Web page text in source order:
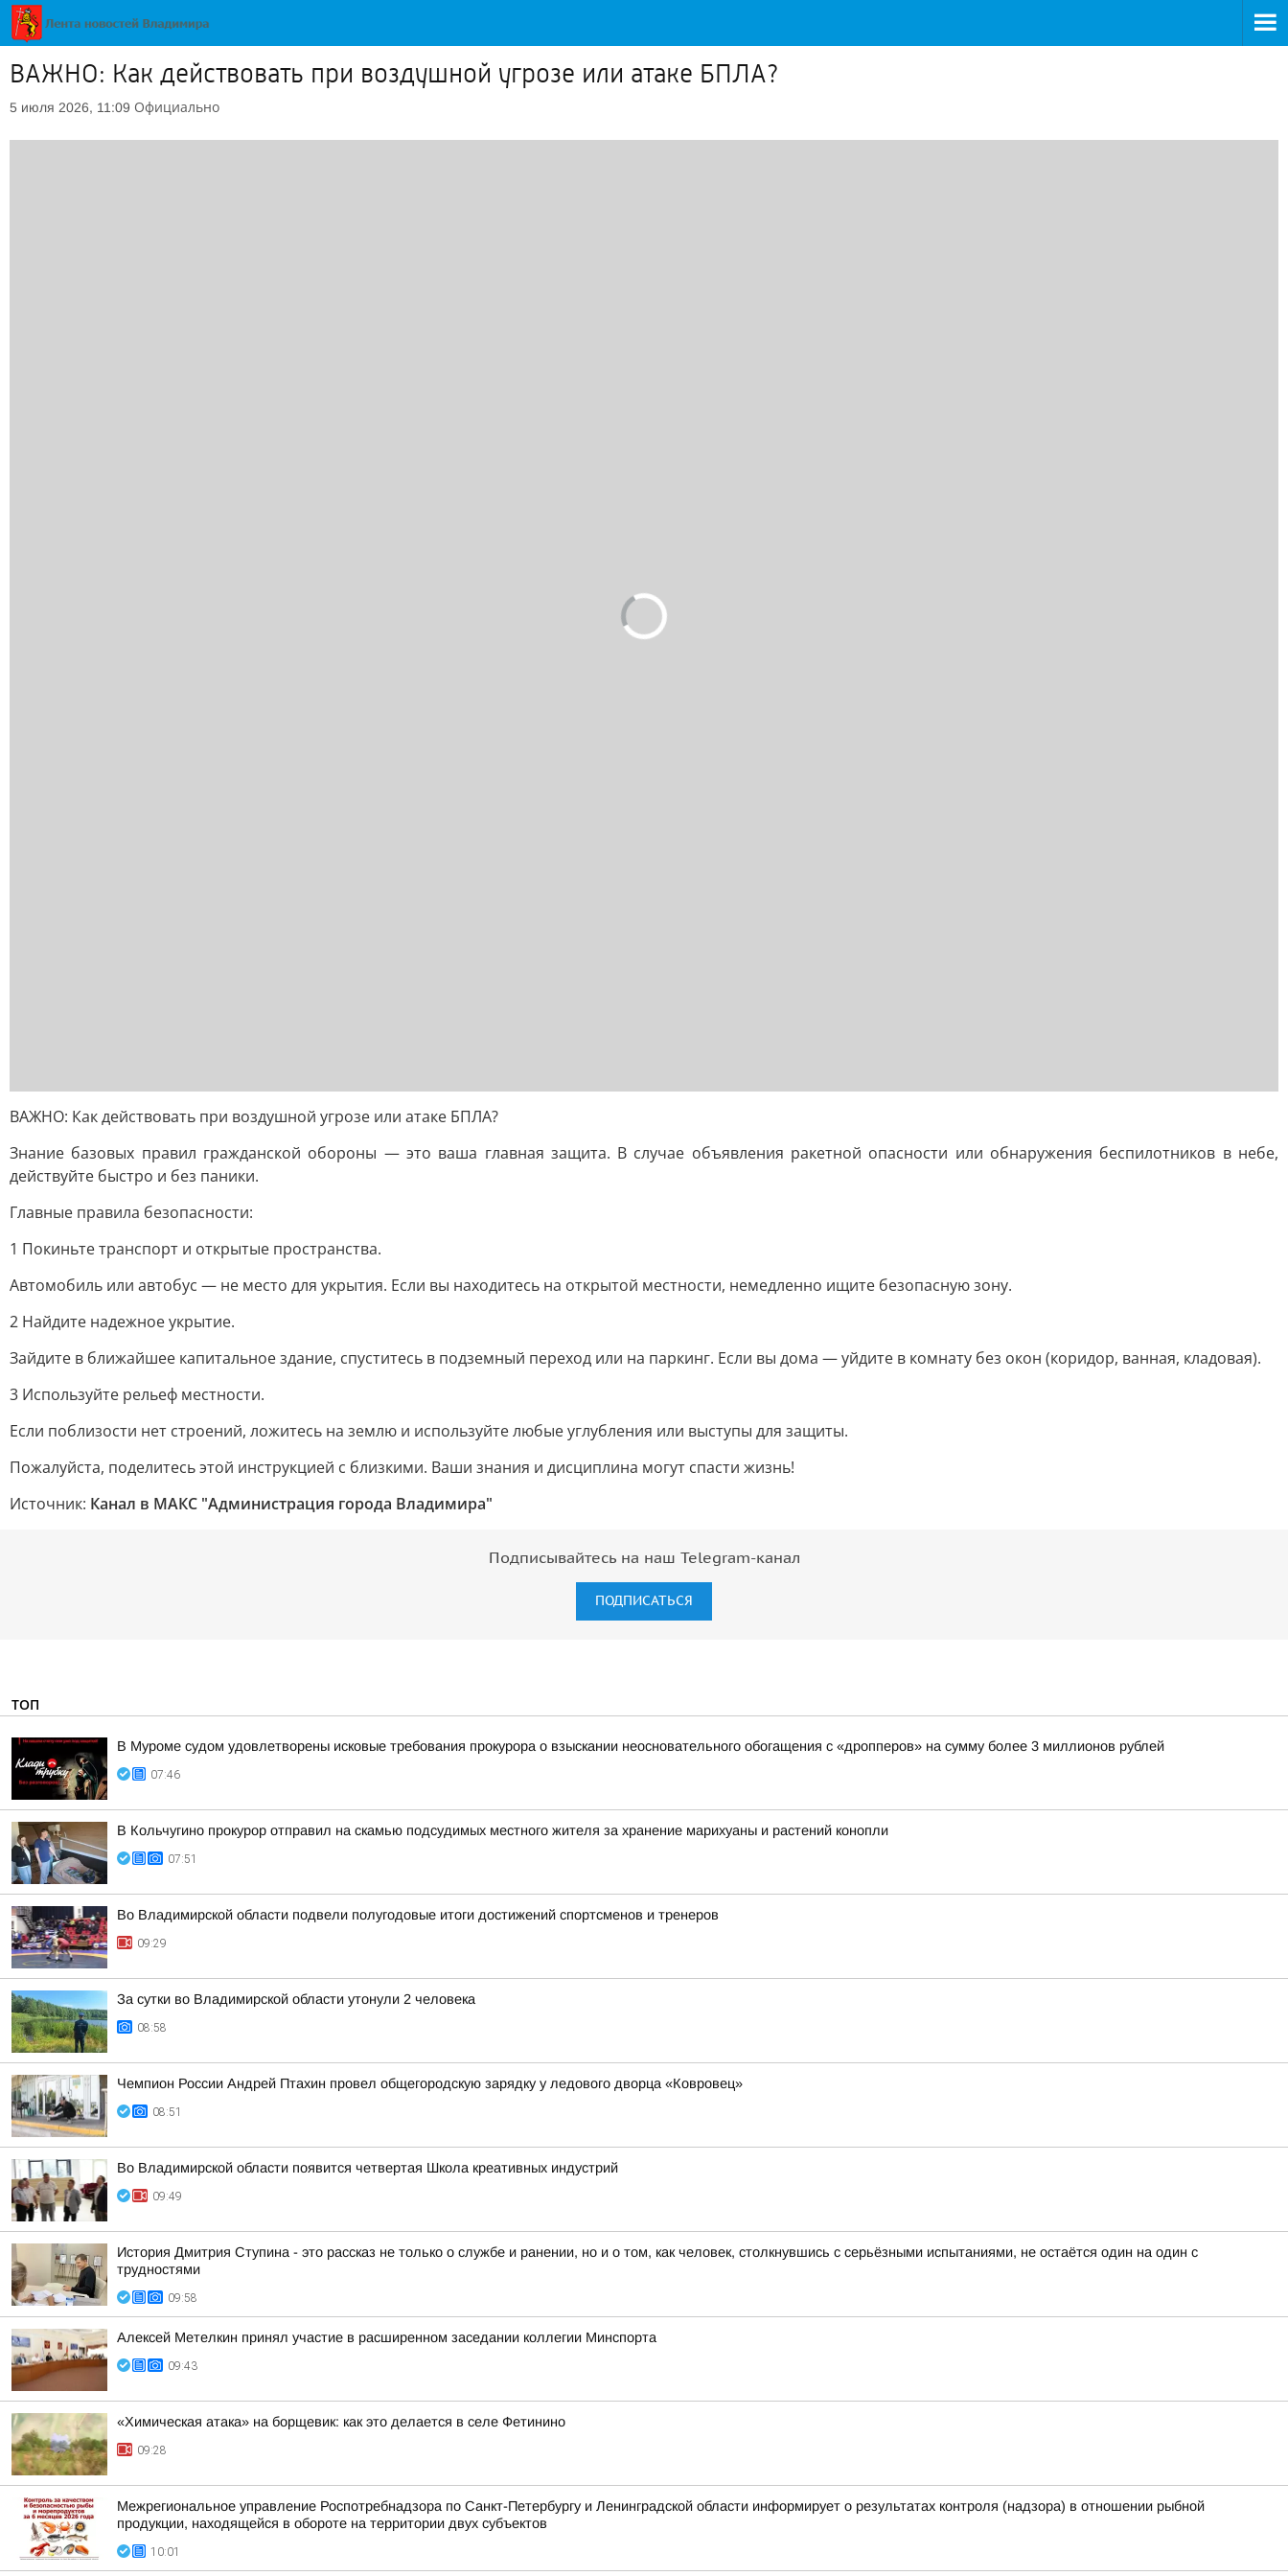
ВАЖНО: Как действовать при воздушной угрозе или атаке БПЛА?
5 июля 2026, 11:09 Официально
ВАЖНО: Как действовать при воздушной угрозе или атаке БПЛА?
Знание базовых правил гражданской обороны — это ваша главная защита. В случае объявления ракетной опасности или обнаружения беспилотников в небе,
действуйте быстро и без паники.
Главные правила безопасности:
1 Покиньте транспорт и открытые пространства.
Автомобиль или автобус — не место для укрытия. Если вы находитесь на открытой местности, немедленно ищите безопасную зону.
2 Найдите надежное укрытие.
Зайдите в ближайшее капитальное здание, спуститесь в подземный переход или на паркинг. Если вы дома — уйдите в комнату без окон (коридор, ванная, кладовая).
3 Используйте рельеф местности.
Если поблизости нет строений, ложитесь на землю и используйте любые углубления или выступы для защиты.
Пожалуйста, поделитесь этой инструкцией с близкими. Ваши знания и дисциплина могут спасти жизнь!
Источник: Канал в МАКС "Администрация города Владимира"
Подписывайтесь на наш Telegram-канал
ПОДПИСАТЬСЯ
ТОП
В Муроме судом удовлетворены исковые требования прокурора о взыскании неосновательного обогащения с «дропперов» на сумму более 3 миллионов рублей
07:46
В Кольчугино прокурор отправил на скамью подсудимых местного жителя за хранение марихуаны и растений конопли
07:51
Во Владимирской области подвели полугодовые итоги достижений спортсменов и тренеров
09:29
За сутки во Владимирской области утонули 2 человека
08:58
Чемпион России Андрей Птахин провел общегородскую зарядку у ледового дворца «Ковровец»
08:51
Во Владимирской области появится четвертая Школа креативных индустрий
09:49
История Дмитрия Ступина - это рассказ не только о службе и ранении, но и о том, как человек, столкнувшись с серьёзными испытаниями, не остаётся один на один с
трудностями
09:58
Алексей Метелкин принял участие в расширенном заседании коллегии Минспорта
09:43
«Химическая атака» на борщевик: как это делается в селе Фетинино
09:28
Межрегиональное управление Роспотребнадзора по Санкт-Петербургу и Ленинградской области информирует о результатах контроля (надзора) в отношении рыбной
продукции, находящейся в обороте на территории двух субъектов
10:01